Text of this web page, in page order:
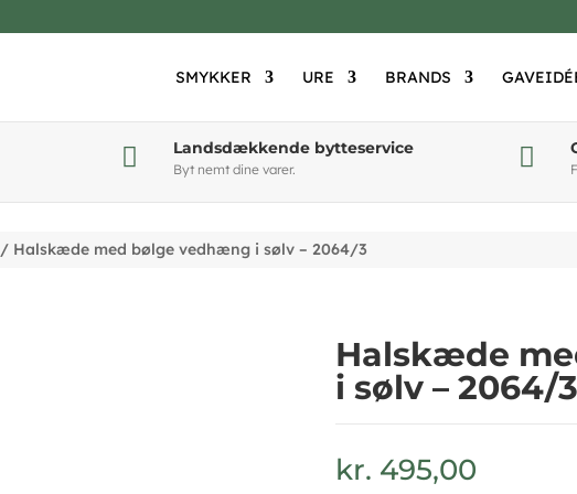
SMYKKER URE BRANDS
 Landsdækkende bytteservice
Byt nemt dine varer. 
/ Halskæde med bølge vedhæng i sølv – 2064/3
Halskæde
i sølv – 2064/3
kr. 495,00